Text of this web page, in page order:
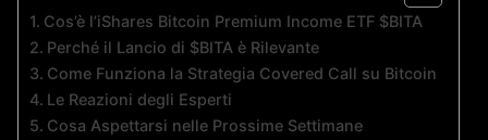
Cos’è l’iShares Bitcoin Premium Income ETF $BITA
Perché il Lancio di $BITA è Rilevante
Come Funziona la Strategia Covered Call su Bitcoin
Le Reazioni degli Esperti
Cosa Aspettarsi nelle Prossime Settimane